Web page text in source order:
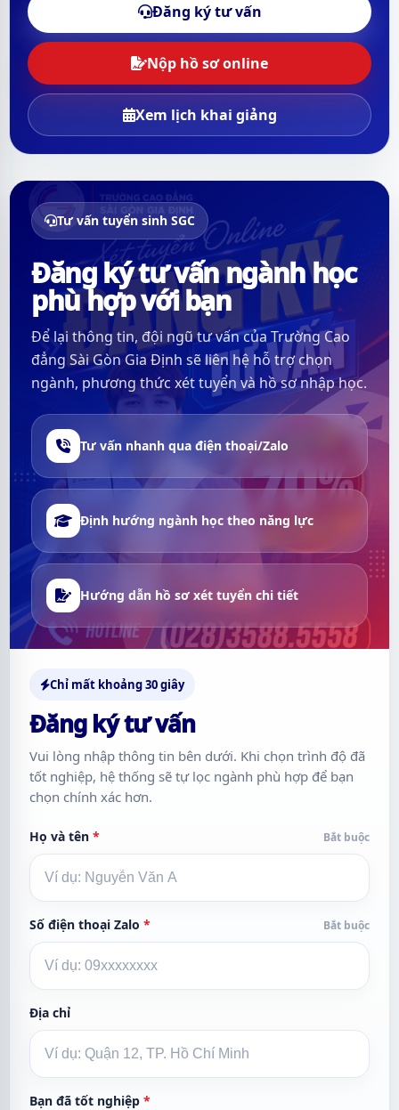
Đăng ký tư vấn
Nộp hồ sơ online
Xem lịch khai giảng
Tư vấn tuyển sinh SGC
Đăng ký tư vấn ngành học
phù hợp với bạn
Để lại thông tin, đội ngũ tư vấn của Trường Cao
đẳng Sài Gòn Gia Định sẽ liên hệ hỗ trợ chọn
ngành, phương thức xét tuyển và hồ sơ nhập học.
Tư vấn nhanh qua điện thoại/Zalo
Định hướng ngành học theo năng lực
Hướng dẫn hồ sơ xét tuyển chi tiết
Chỉ mất khoảng 30 giây
Đăng ký tư vấn
Vui lòng nhập thông tin bên dưới. Khi chọn trình độ đã
tốt nghiệp, hệ thống sẽ tự lọc ngành phù hợp để bạn
chọn chính xác hơn.
Họ và tên * Bắt buộc
Số điện thoại Zalo * Bắt buộc
Địa chỉ
Bạn đã tốt nghiệp *